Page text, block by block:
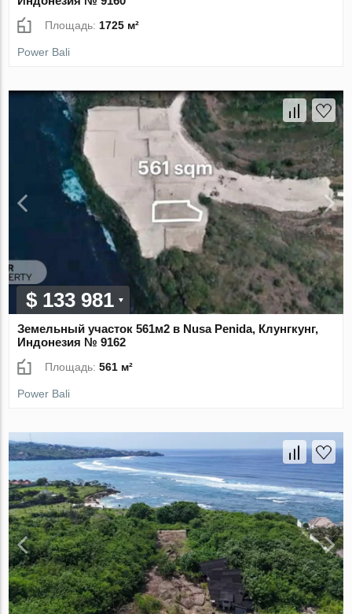
Площадь: 1725 м²
Power Bali
$ 133 981
Земельный участок 561м2 в Nusa Penida, Клунгкунг,
Индонезия № 9162
Площадь:561 м²
Power Bali